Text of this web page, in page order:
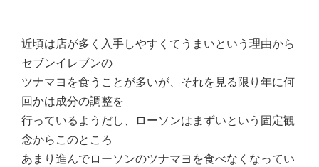
近頃は店が多く入手しやすくてうまいという理由から
セブンイレブンの
ツナマヨを食うことが多いが、それを見る限り年に何
回かは成分の調整を
行っているようだし、ローソンはまずいという固定観
念からこのところ
あまり進んでローソンのツナマヨを食べなくなってい